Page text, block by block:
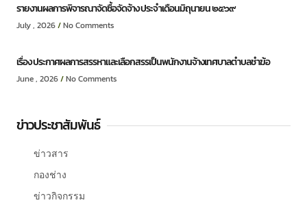
รายงานผลการพิจารณาจัดซื้อจัดจ้าง ประจำเดือนมิถุนายน ๒๕๖๙
July , 2026 No Comments
เรื่อง ประกาศผลการสรรหาและเลือกสรรเป็นพนักงานจ้างเทศบาลตำบลชำฆ้อ
June , 2026 No Comments
ข่าวประชาสัมพันธ์
ข่าวสาร
กองช่าง
ข่าวกิจกรรม